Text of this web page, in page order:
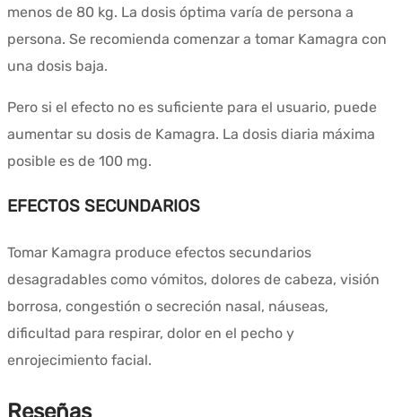
menos de 80 kg. La dosis óptima varía de persona a
persona. Se recomienda comenzar a tomar Kamagra con
una dosis baja.
Pero si el efecto no es suficiente para el usuario, puede
aumentar su dosis de Kamagra. La dosis diaria máxima
posible es de 100 mg.
EFECTOS SECUNDARIOS
Tomar Kamagra produce efectos secundarios
desagradables como vómitos, dolores de cabeza, visión
borrosa, congestión o secreción nasal, náuseas,
dificultad para respirar, dolor en el pecho y
enrojecimiento facial.
Reseñas